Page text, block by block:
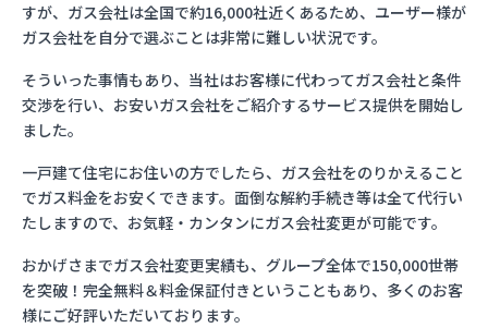
すが、ガス会社は全国で約16,000社近くあるため、ユーザー様が
ガス会社を自分で選ぶことは非常に難しい状況です。
そういった事情もあり、当社はお客様に代わってガス会社と条件
交渉を行い、お安いガス会社をご紹介するサービス提供を開始し
ました。
一戸建て住宅にお住いの方でしたら、ガス会社をのりかえること
でガス料金をお安くできます。面倒な解約手続き等は全て代行い
たしますので、お気軽・カンタンにガス会社変更が可能です。
おかげさまでガス会社変更実績も、グループ全体で150,000世帯
を突破！完全無料＆料金保証付きということもあり、多くのお客
様にご好評いただいております。